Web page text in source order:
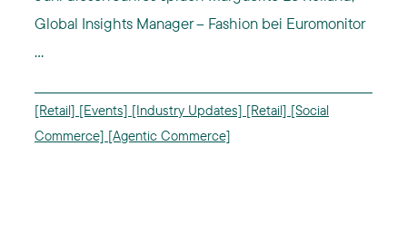
Global Insights Manager – Fashion bei Euromonitor
...
[Retail] [Events] [Industry Updates] [Retail] [Social
Commerce] [Agentic Commerce]